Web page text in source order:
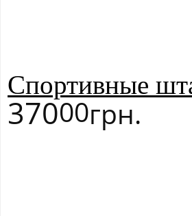
Спортивные
37000грн.